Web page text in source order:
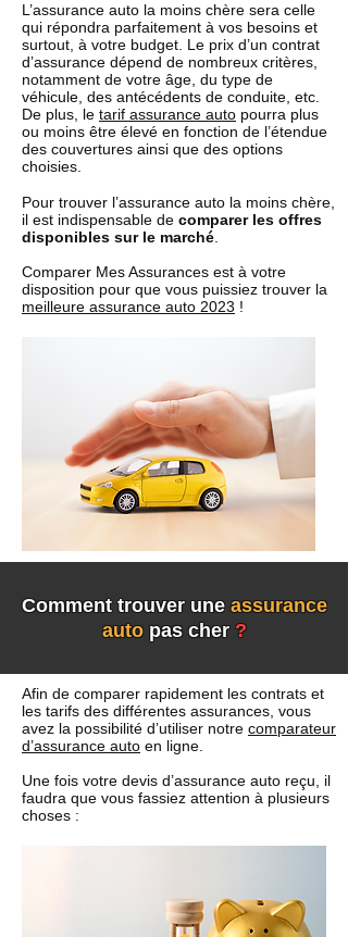
L’assurance auto la moins chère sera celle
qui répondra parfaitement à vos besoins et
surtout, à votre budget. Le prix d’un contrat
d’assurance dépend de nombreux critères,
notamment de votre âge, du type de
véhicule, des antécédents de conduite, etc.
De plus, le tarif assurance auto pourra plus
ou moins être élevé en fonction de l’étendue
des couvertures ainsi que des options
choisies.
Pour trouver l’assurance auto la moins chère,
il est indispensable de comparer les offres
disponibles sur le marché
Comparer Mes Assurances est à votre
disposition pour que vous puissiez trouver la
meilleure assurance auto 2023 !
Comment trouver une assurance
autopas cher ?
Afin de comparer rapidement les contrats et
les tarifs des différentes assurances, vous
avez la possibilité d’utiliser notre comparateur
d’assurance auto en ligne.
Une fois votre devis d’assurance auto reçu, il
faudra que vous fassiez attention à plusieurs
choses :